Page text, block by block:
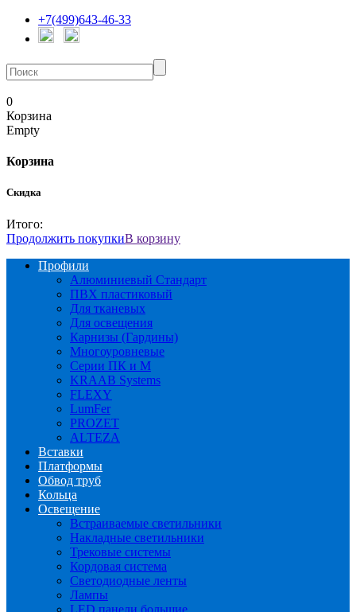
+7(499)643-46-33
0
Корзина
Empty
Корзина
Скидка
Итого:
Продолжить покупкиВ корзину
Профили
Алюминиевый Стандарт
ПВХ пластиковый
Для тканевых
Для освещения
Карнизы (Гардины)
Многоуровневые
Серии ПК и М
KRAAB Systems
FLEXY
LumFer
PROZET
ALTEZA
Вставки
Платформы
Обвод труб
Кольца
Освещение
Встраиваемые светильники
Накладные светильники
Трековые системы
Кордовая система
Светодиодные ленты
Лампы
LED панели большие